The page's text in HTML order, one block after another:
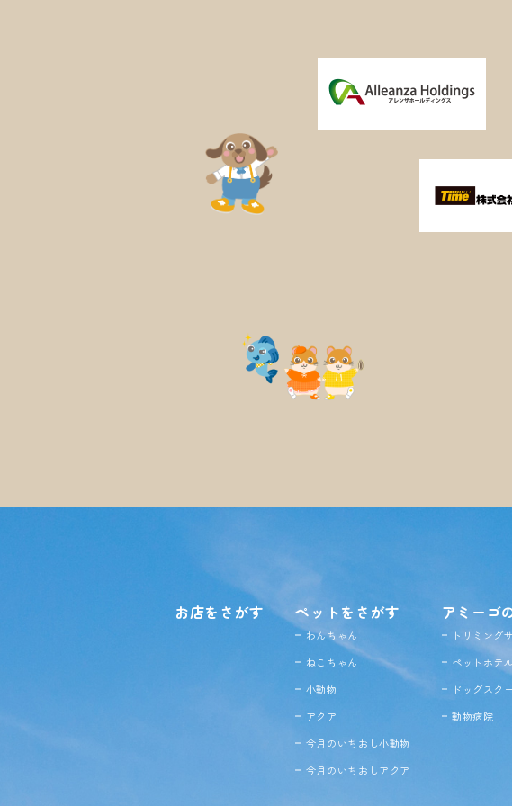
お店をさがす ペットをさがす
わんちゃん
ねこちゃん
小動物
アクア
今月のいちおし小動物
今月のいちおしアクア
アミーゴ
トリミング
ペットホテ
ドッグスク
動物病院